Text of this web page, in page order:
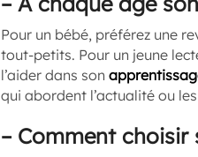
Pour un bébé, préférez une
tout-petits. Pour un jeune
l’aider dans son
qui abordent l’actualité ou
– Comment choisir